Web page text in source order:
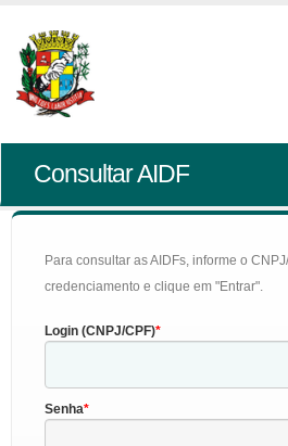
Consultar AIDF
Para consultar as AIDFs, informe o
credenciamento e clique em "Entrar".
Login (CNPJ/CPF)
Senha